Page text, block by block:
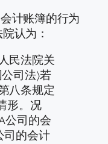
计账簿的行为
认为：
民法院关
司法〉若
八条规定
形。况
公司的会
司的会计